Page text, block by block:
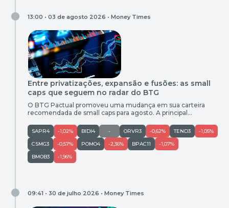
13:00 • 03 de agosto 2026 • Money Times
Entre privatizações, expansão e fusões: as small
caps que seguem no radar do BTG
O BTG Pactual promoveu uma mudança em sua carteira
recomendada de small caps para agosto. A principal
Marcopolo (POMO4), que deixou o portfólio. Os demais
ativos foram mantidos: Copasa, Banco Inter, Smart Fit,
Sanepar, Orizon, 3tentos, Tenda, Pague Menos e Bemobi. A
carteira é composta […]
SAPR4 -1,02% BIDI4 - ORVR3 -0,62% TEND3
-1,05%
CSMG3
-0,57% POMO4 -2,36% BPAC11
-1,07%
BMOB3
-1,96%
09:41 • 30 de julho 2026 • Money Times